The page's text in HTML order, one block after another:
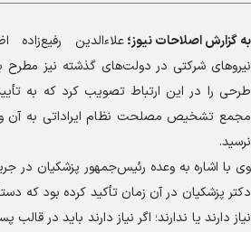
به گزارشاصلاحات نیوز؛علاءالدین
نیرو‌های شرکتی در دولت‌های گذشته نیز
طرحی را در این ارتباط تصویب کرد که به
مجمع تشخیص مصلحت نظام ایراداتی به آن
نرسید.
وی با اشاره به وعده رئیس‌جمهور پزشکیان در
دکتر پزشکیان در آن زمان تأکید کرده بود که
نیاز دارند یا ندارند؛ اگر نیاز دارند باید در